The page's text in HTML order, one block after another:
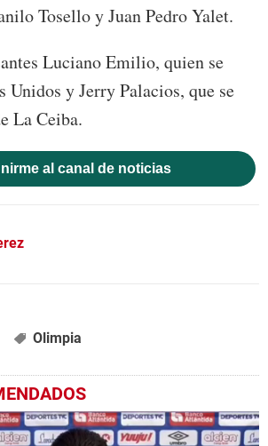
Tosello y Juan Pedro Yalet.
Luciano Emilio, quien se
Unidos y Jerry Palacios, que se
La Ceiba.
al canal de noticias
Olimpia